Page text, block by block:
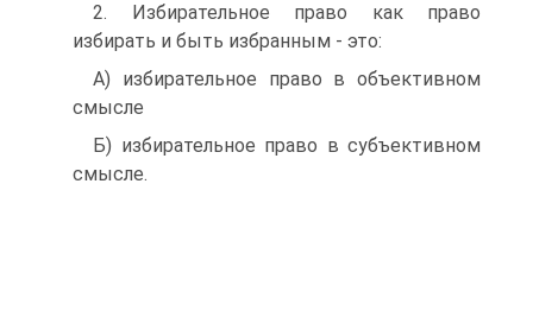
2. Избирательное право как право
избирать и быть избранным - это:
А) избирательное право в объективном
смысле
Б) избирательное право в субъективном
смысле.